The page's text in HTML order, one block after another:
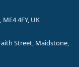
4FY, UK
Street, Maidstone,